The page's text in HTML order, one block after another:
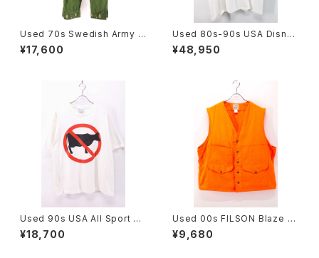
Used 70s Swedish Army M
-59 Military Cargo Pants Si
ze W32 L30 古着
¥17,600
Used 80s-90s USA Disney
STAR WARS C3PO Graphic
T-Shirt Size Free 古着
¥48,950
Used 90s USA All Sport Do
nt Have a Cow Art Messag
e Graphic T-Shirt Size XL
¥18,700
Used 00s FILSON Blaze Or
ange Hunting Vest Size 46
古着
¥9,680